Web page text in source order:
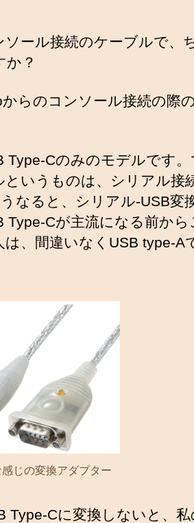
ール接続のケーブルで、
か？
らのコンソール接続の際
Type-Cのみのモデルです
いうものは、シリアル接
なると、シリアル-USB変
Type-Cが主流になる前から
、間違いなくUSB type-A
感じの変換アダプター
Type-Cに変換しないと、